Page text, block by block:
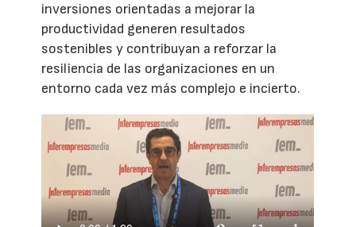
inversiones orientadas a mejorar la
productividad generen resultados
sostenibles y contribuyan a reforzar la
resiliencia de las organizaciones en un
entorno cada vez más complejo e incierto.